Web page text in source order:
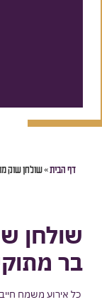
דף הבית»שולחן שוק
שולחן
בר
כל אירוע משמח